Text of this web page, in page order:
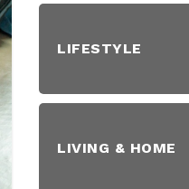
LIFESTYLE
LIVING & HOME